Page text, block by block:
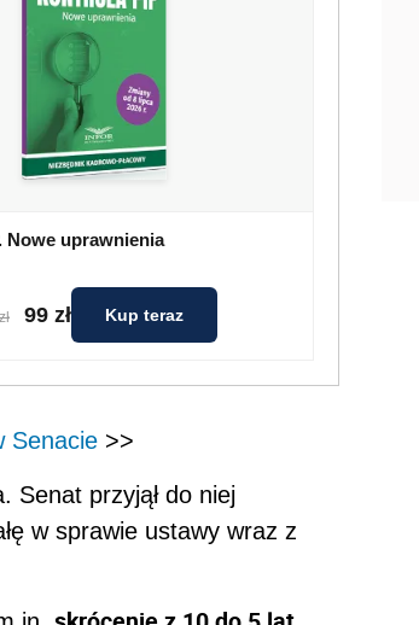
Nowe uprawnienia
99 zł Kup teraz
Senacie >>
Senat przyjął do niej
w sprawie ustawy wraz z